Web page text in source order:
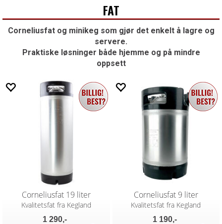
FAT
Corneliusfat og minikeg som gjør det enkelt å lagre og
servere.
Praktiske løsninger både hjemme og på mindre
oppsett
Corneliusfat 19 liter
Kvalitetsfat fra Kegland
1 290,-
Corneliusfat 9 liter
Kvalitetsfat fra Kegland
1 190,-